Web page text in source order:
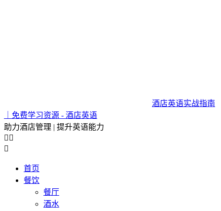
酒店英语实战指南
｜免费学习资源 - 酒店英语
助力酒店管理 | 提升英语能力
 

首页
餐饮
餐厅
酒水